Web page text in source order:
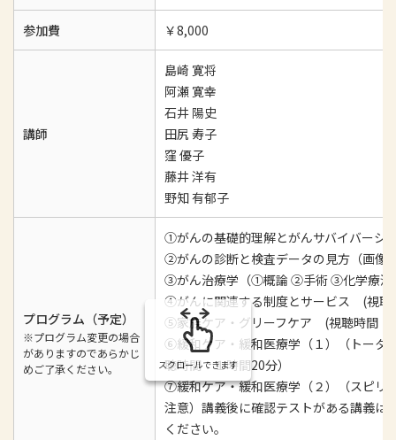
参加費 ￥8,000
講師
島崎 寛将
阿瀬 寛幸
石井 陽史
田尻 寿子
窪 優子
藤井 洋有
野知 有郁子
プログラム（予定）
※プログラム変更の場合
がありますのであらかじ
めご了承ください。
①がんの基礎的理解とがんサバイバー
②がんの診断と検査データの⾒⽅（画
③がん治療学（①概論 ②手術 ③化学療
④がんに関連する制度とサービス (視聴
⑤家族ケア・グリーフケア (視聴時間：
⑥緩和ケア・緩和医療学（１）（トー
聴時間：１時間20分）
⑦緩和ケア・緩和医療学（２）（スピ
注意）講義後に確認テストがある講義は
ください。
スクロールできます